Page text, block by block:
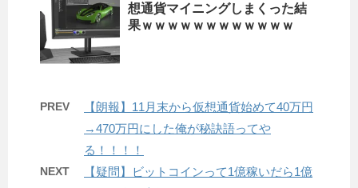
想通貨マイニングしまくった結
果ｗｗｗｗｗｗｗｗｗｗｗｗ
PREV
【朗報】11月末から仮想通貨始めて40万円
→470万円にした俺が秘訣語ってや
る！！！！
NEXT
【疑問】ビットコインって1億稼いだら1億